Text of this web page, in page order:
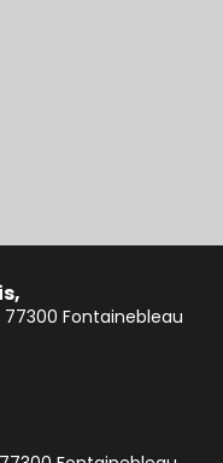
77300 Fontainebleau